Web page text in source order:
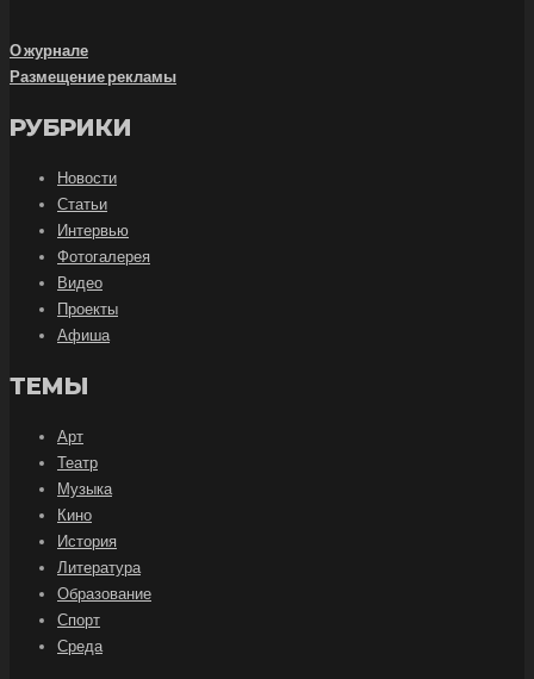
О журнале
Размещение рекламы
РУБРИКИ
Новости
Статьи
Интервью
Фотогалерея
Видео
Проекты
Афиша
ТЕМЫ
Арт
Театр
Музыка
Кино
История
Литература
Образование
Спорт
Среда